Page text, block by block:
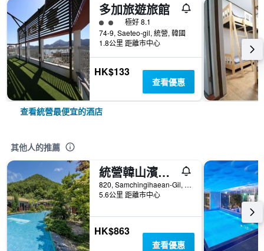
多加旅遊旅館
2星級評級
極好 8.1
74-9, Saeteo-gil, 統營, 韓國
1.8公里 距離市中心
HK$133
查看優惠
查看統營最便宜的酒店
其他人的推薦
統營韓山濱海度假村
820, Samchingihaean-Gil, Sanyang-Eup, 統營, 韓國
5.6公里 距離市中心
HK$863
查看優惠